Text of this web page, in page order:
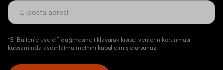
“E-Bülten’e üye ol” düğmesine tıklayarak kişisel verilerin korunması
kapsamında aydınlatma metnini kabul etmiş olursunuz.